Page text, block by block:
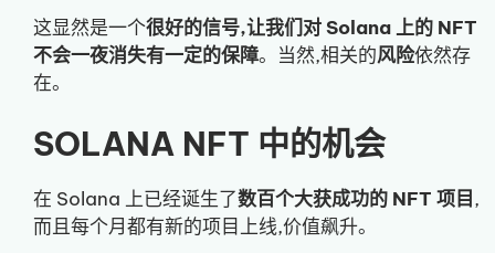
这显然是一个很好的信号,让我们对 Solana 上的 NFT
不会一夜消失有一定的保障。当然,相关的风险依然存
在。
SOLANA NFT 中的机会
在 Solana 上已经诞生了数百个大获成功的 NFT 项目 ,
而且每个月都有新的项目上线,价值飙升。